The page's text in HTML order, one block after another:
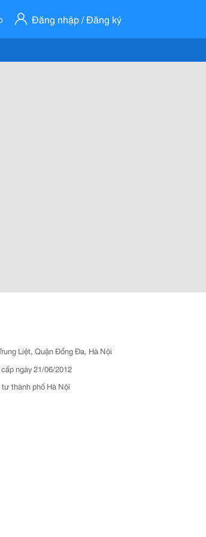
Đăng nhập / Đăng ký
Liệt, Quận Đống Đa, Hà Nội
ngày 21/06/2012
thành phố Hà Nội